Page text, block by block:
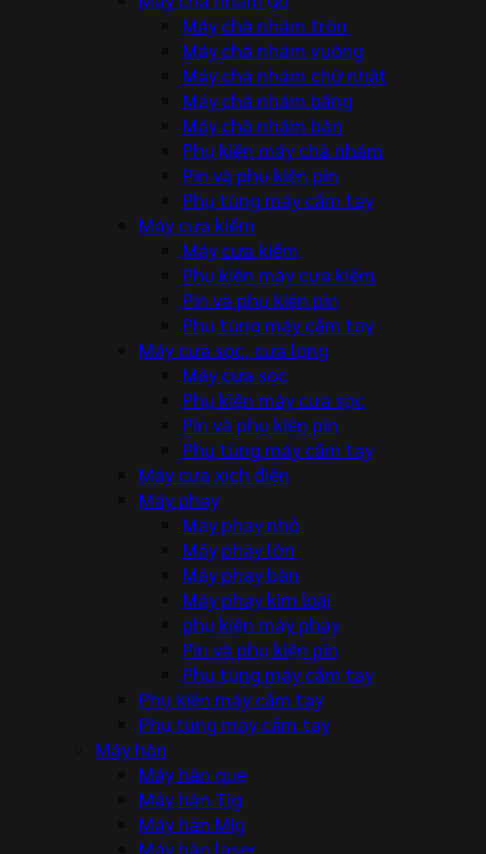
Máy chà nhám tròn
Máy chà nhám vuông
Máy chà nhám chữ nhật
Máy chà nhám băng
Máy chà nhám bàn
Phụ kiện máy chà nhám
Pin và phụ kiện pin
Phụ tùng máy cầm tay
Máy cưa kiếm
Máy cưa kiếm
Phụ kiện máy cưa kiếm
Pin và phụ kiện pin
Phụ tùng máy cầm tay
Máy cưa sọc, cưa lọng
Máy cưa sọc
Phụ kiện máy cưa sọc
Pin và phụ kiện pin
Phụ tùng máy cầm tay
Máy cưa xích điện
Máy phay
Máy phay nhỏ
Máy phay lớn
Máy phay bàn
Máy phay kim loại
phụ kiện máy phay
Pin và phụ kiện pin
Phụ tùng máy cầm tay
Phụ kiện máy cầm tay
Phụ tùng máy cầm tay
Máy hàn
Máy hàn que
Máy hàn Tig
Máy hàn Mig
Máy hàn laser